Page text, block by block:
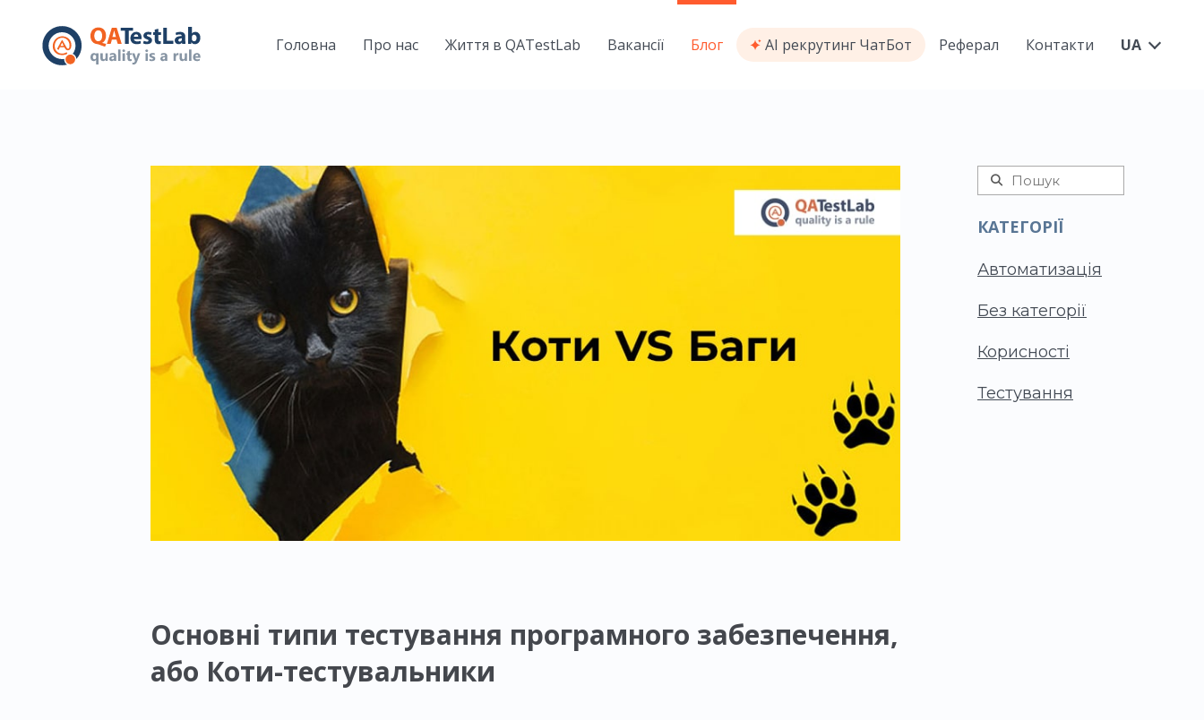
Головна Про нас Життя в QATestLab Вакансії Блог AI рекрутинг ЧатБот Реферал Контакти UA
Основні типи тестування програмного забезпечення,
або Коти-тестувальники
КАТЕГОРІЇ
Автоматизація
Без категорії
Корисності
Тестування